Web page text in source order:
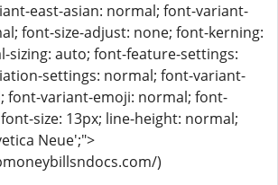
east-asian: normal; font-variant-
font-size-adjust: none; font-kerning:
sizing: auto; font-feature-settings:
settings: normal; font-variant-
font-variant-emoji: normal; font-
size: 13px; line-height: normal;
Neue';">
)